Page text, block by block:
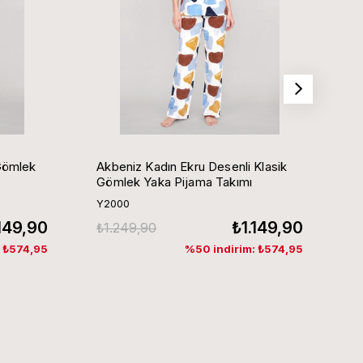
Akbeniz Kadın Ekru Desenli Klasik
Gömlek Yaka Pijama Takımı
Y2000
₺1.149,90
₺1.249,90
%50 indirim: ₺574,95